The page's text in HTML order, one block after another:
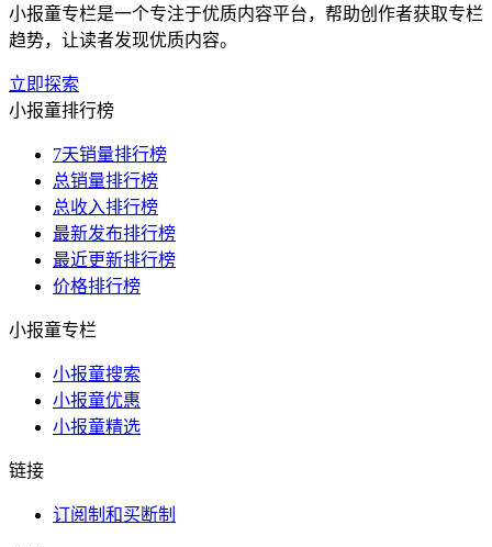
小报童专栏是一个专注于优质内容平台，帮助创作者获取专栏
趋势，让读者发现优质内容。
立即探索
小报童排行榜
7天销量排行榜
总销量排行榜
总收入排行榜
最新发布排行榜
最近更新排行榜
价格排行榜
小报童专栏
小报童搜索
小报童优惠
小报童精选
链接
订阅制和买断制